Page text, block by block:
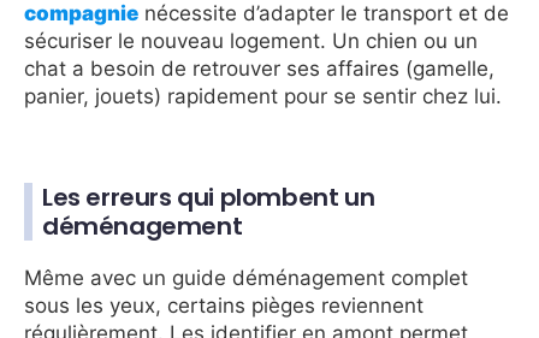
compagnie nécessite d’adapter le transport et de
sécuriser le nouveau logement. Un chien ou un
chat a besoin de retrouver ses affaires (gamelle,
panier, jouets) rapidement pour se sentir chez lui.
Les erreurs qui plombent un
déménagement
Même avec un guide déménagement complet
sous les yeux, certains pièges reviennent